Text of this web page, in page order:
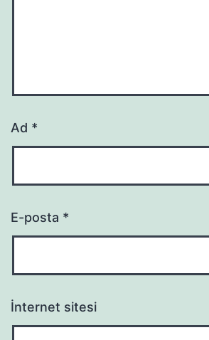
Ad *
E-posta *
İnternet sitesi